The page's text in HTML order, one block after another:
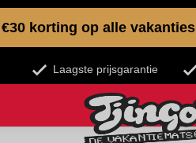
€30 korting op alle vakanties
Laagste prijsgarantie